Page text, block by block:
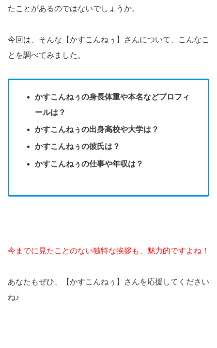
たことがあるのではないでしょうか。
今回は、そんな【かすこんねぅ】さんについて、こんなこ
とを調べてみました。
かすこんねぅの身長体重や本名などプロフィ
ールは？
かすこんねぅの出身高校や大学は？
かすこんねぅの彼氏は？
かすこんねぅの仕事や年収は？
今までに見たことのない独特な挨拶も、魅力的ですよね！
あなたもぜひ、【かすこんねぅ】さんを応援してください
ね♪